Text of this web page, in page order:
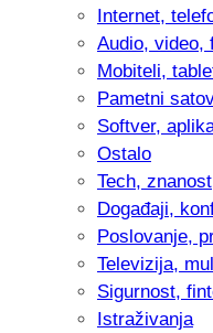
Internet,
Audio, video,
Mobiteli,
Pametni
Softver,
Ostalo
Tech,
Događaji,
Poslovanje,
Televizija,
Sigurnost,
Istraživanja